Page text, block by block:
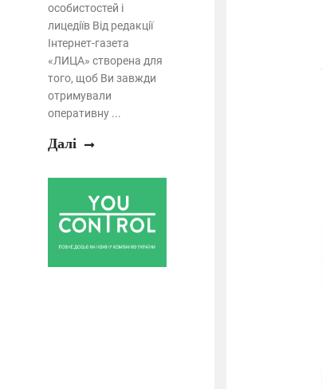
особистостей і
лицедіїв Від редакції
Інтернет-газета
«ЛИЦА» створена для
того, щоб Ви завжди
отримували
оперативну ...
Далі